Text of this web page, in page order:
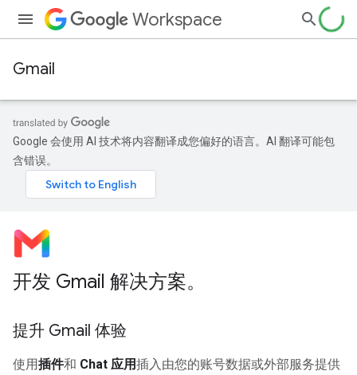
Workspace
Gmail
Google 会使用 AI 技术将内容翻译成您偏好的语言。AI 翻译可能包
含错误。
开发 Gmail 解决方案。
提升 Gmail 体验
使用插件和 Chat 应用插入由您的账号数据或外部服务提供